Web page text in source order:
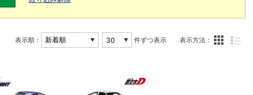
表示順： 件ずつ表示 表示方法：